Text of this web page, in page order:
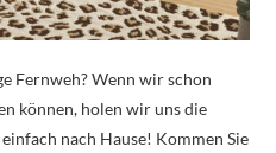
Fernweh? Wenn wir schon
können, holen wir uns die
nach Hause! Kommen Sie